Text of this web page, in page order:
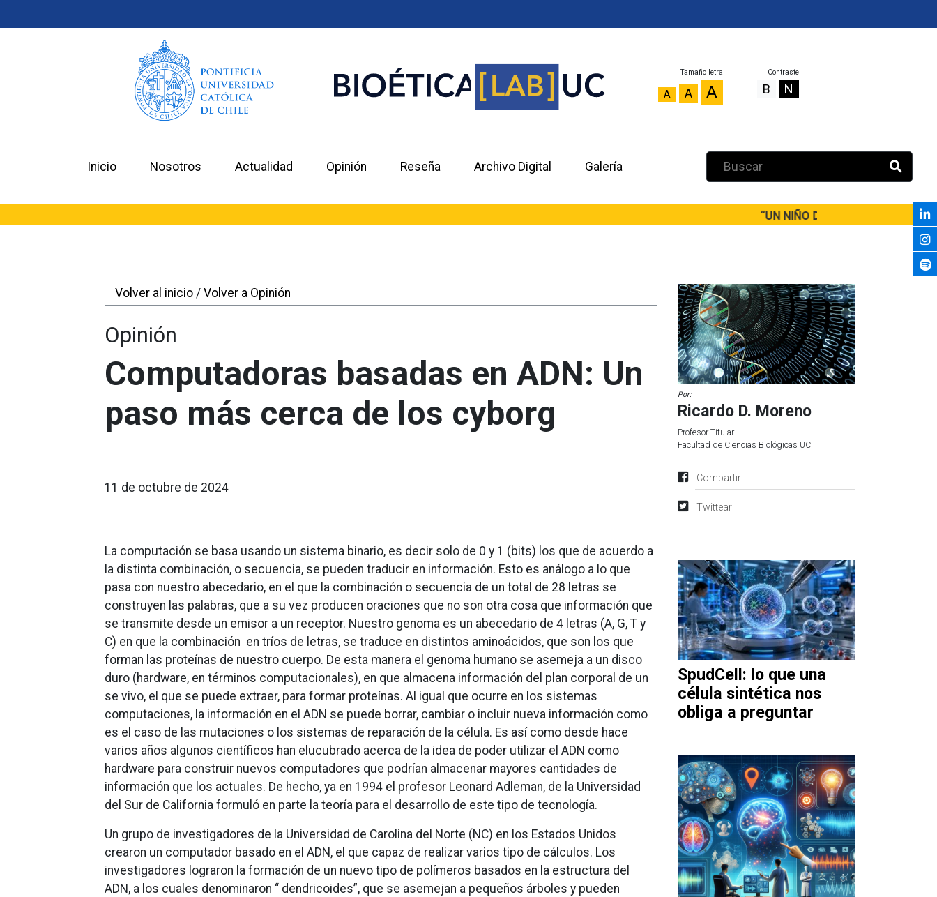
Tamaño letra
A A A
Contraste
B N
Inicio Nosotros Actualidad Opinión Reseña Archivo Digital Galería
“UN NIÑO DEBERÍA SALIR DE
Volver al inicio / Volver a Opinión
Opinión
Computadoras basadas en ADN: Un
paso más cerca de los cyborg
11 de octubre de 2024
La computación se basa usando un sistema binario, es decir solo de 0 y 1 (bits) los que de acuerdo a
la distinta combinación, o secuencia, se pueden traducir en información. Esto es análogo a lo que
pasa con nuestro abecedario, en el que la combinación o secuencia de un total de 28 letras se
construyen las palabras, que a su vez producen oraciones que no son otra cosa que información que
se transmite desde un emisor a un receptor. Nuestro genoma es un abecedario de 4 letras (A, G, T y
C) en que la combinación en tríos de letras, se traduce en distintos aminoácidos, que son los que
forman las proteínas de nuestro cuerpo. De esta manera el genoma humano se asemeja a un disco
duro (hardware, en términos computacionales), en que almacena información del plan corporal de un
se vivo, el que se puede extraer, para formar proteínas. Al igual que ocurre en los sistemas
computaciones, la información en el ADN se puede borrar, cambiar o incluir nueva información como
es el caso de las mutaciones o los sistemas de reparación de la célula. Es así como desde hace
varios años algunos científicos han elucubrado acerca de la idea de poder utilizar el ADN como
hardware para construir nuevos computadores que podrían almacenar mayores cantidades de
información que los actuales. De hecho, ya en 1994 el profesor Leonard Adleman, de la Universidad
del Sur de California formuló en parte la teoría para el desarrollo de este tipo de tecnología.
Un grupo de investigadores de la Universidad de Carolina del Norte (NC) en los Estados Unidos
crearon un computador basado en el ADN, el que capaz de realizar varios tipo de cálculos. Los
investigadores lograron la formación de un nuevo tipo de polímeros basados en la estructura del
ADN, a los cuales denominaron “ dendricoides”, que se asemejan a pequeños árboles y pueden
Por:
Ricardo D. Moreno
Profesor Titular
Facultad de Ciencias Biológicas UC
Compartir
Twittear
SpudCell: lo que una
célula sintética nos
obliga a preguntar